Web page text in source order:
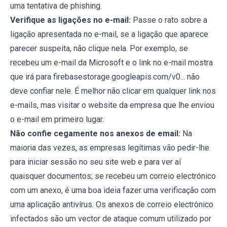
uma tentativa de phishing.
Verifique as ligações no e-mail: Passe o rato sobre a
ligação apresentada no e-mail, se a ligação que aparece
parecer suspeita, não clique nela. Por exemplo, se
recebeu um e-mail da Microsoft e o link no e-mail mostra
que irá para firebasestorage.googleapis.com/v0... não
deve confiar nele. É melhor não clicar em qualquer link nos
e-mails, mas visitar o website da empresa que lhe enviou
o e-mail em primeiro lugar.
Não confie cegamente nos anexos de email: Na
maioria das vezes, as empresas legítimas vão pedir-lhe
para iniciar sessão no seu site web e para ver aí
quaisquer documentos; se recebeu um correio electrónico
com um anexo, é uma boa ideia fazer uma verificação com
uma aplicação antivírus. Os anexos de correio electrónico
infectados são um vector de ataque comum utilizado por